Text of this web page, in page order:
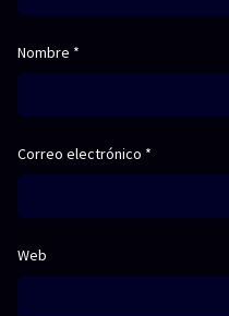
Nombre *
Correo electrónico *
Web